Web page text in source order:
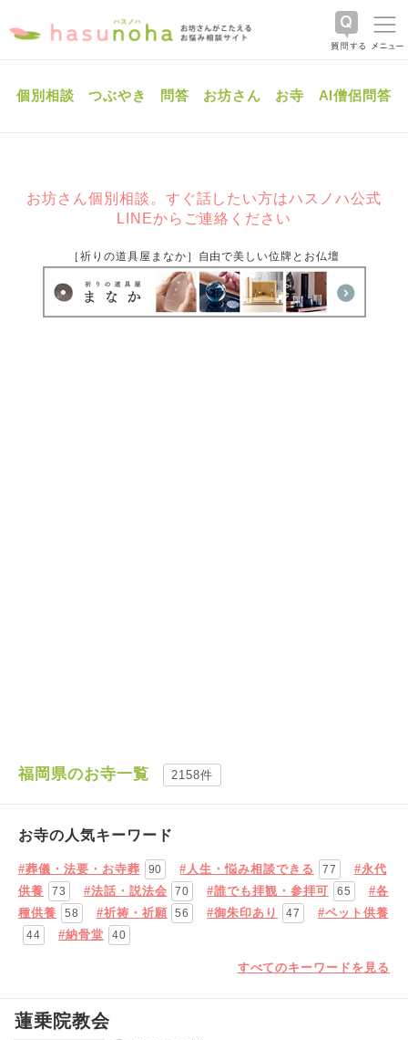
個別相談 つぶやき 問答 お坊さん お寺 AI僧侶問答
お坊さん個別相談。すぐ話したい方はハスノハ公式
LINEからご連絡ください
［祈りの道具屋まなか］自由で美しい位牌とお仏壇
福岡県のお寺一覧 2158件
お寺の人気キーワード
#葬儀・法要・お寺葬 90 #人生・悩み相談できる 77
#永代
供養
73 #法話・説法会 70 #誰でも拝観・参拝可 65
#各
種供養
58 #祈祷・祈願 56 #御朱印あり 47 #ペット供養
44 #納骨堂 40
すべてのキーワードを見る
蓮乗院教会